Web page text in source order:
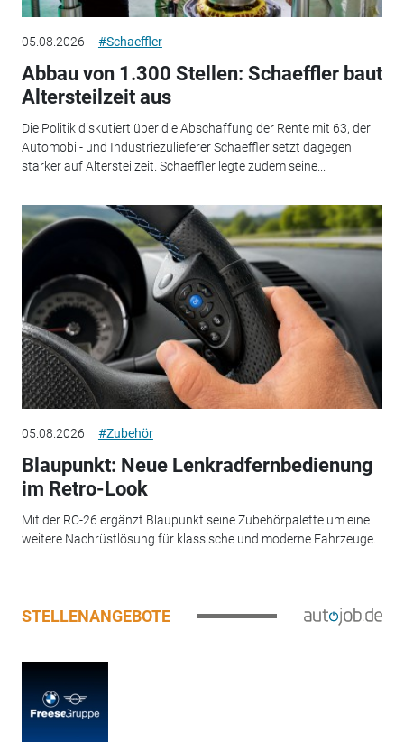
05.08.2026 #Schaeffler
Abbau von 1.300 Stellen: Schaeffler baut
Altersteilzeit aus
Die Politik diskutiert über die Abschaffung der Rente mit 63, der
Automobil- und Industriezulieferer Schaeffler setzt dagegen
stärker auf Altersteilzeit. Schaeffler legte zudem seine...
05.08.2026 #Zubehör
Blaupunkt: Neue Lenkradfernbedienung
im Retro-Look
Mit der RC-26 ergänzt Blaupunkt seine Zubehörpalette um eine
weitere Nachrüstlösung für klassische und moderne Fahrzeuge.
STELLENANGEBOTE